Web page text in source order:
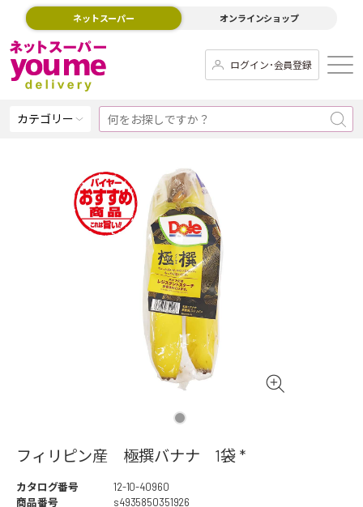
ネットスーパー オンラインショップ
ログイン･会員登録
カテゴリー
フィリピン産 極撰バナナ 1袋 *
カタログ番号
12-10-40960
商品番号
s4935850351926